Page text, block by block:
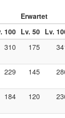
Erwartet
100 Lv. 50 Lv.
310 175
229 145
184 120